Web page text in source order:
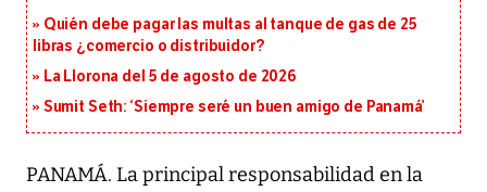
Quién debe pagar las multas al tanque de gas de 25
libras ¿comercio o distribuidor?
La Llorona del 5 de agosto de 2026
Sumit Seth: ‘Siempre seré un buen amigo de Panamá’
PANAMÁ. La principal responsabilidad en la